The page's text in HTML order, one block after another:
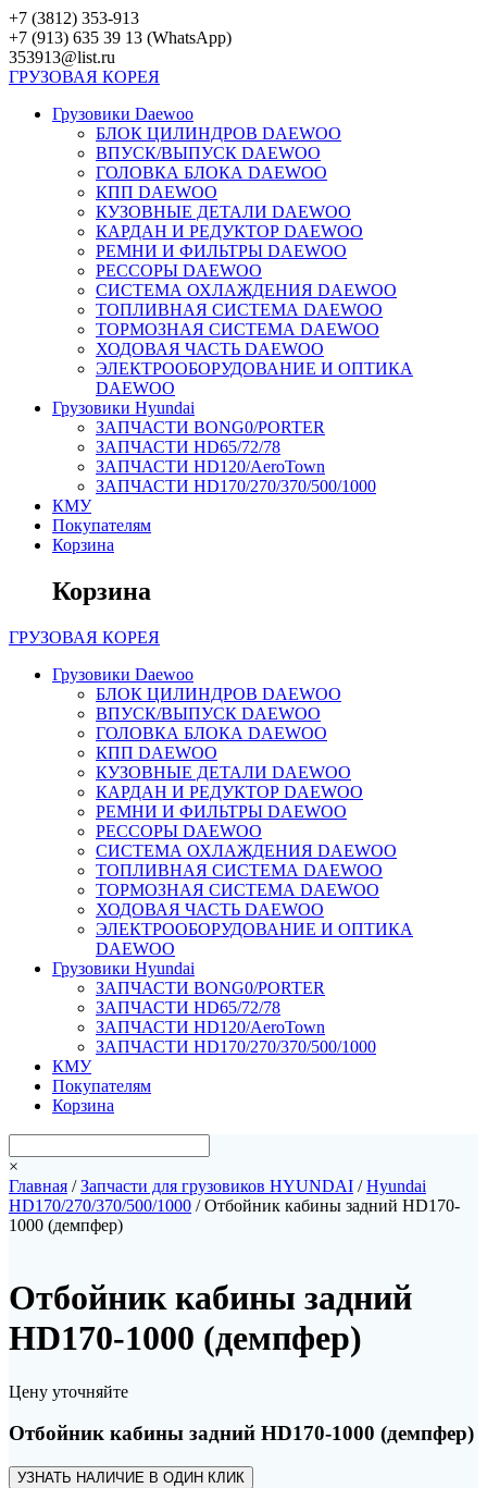
Перейти
к
контенту
+7 (3812) 353-913
+7 (913) 635 39 13 (WhatsApp)
353913@list.ru
ГРУЗОВАЯ КОРЕЯ
Грузовики Daewoo
БЛОК ЦИЛИНДРОВ DAEWOO
ВПУСК/ВЫПУСК DAEWOO
ГОЛОВКА БЛОКА DAEWOO
КПП DAEWOO
КУЗОВНЫЕ ДЕТАЛИ DAEWOO
КАРДАН И РЕДУКТОР DAEWOO
РЕМНИ И ФИЛЬТРЫ DAEWOO
РЕССОРЫ DAEWOO
СИСТЕМА ОХЛАЖДЕНИЯ DAEWOO
ТОПЛИВНАЯ СИСТЕМА DAEWOO
ТОРМОЗНАЯ СИСТЕМА DAEWOO
ХОДОВАЯ ЧАСТЬ DAEWOO
ЭЛЕКТРООБОРУДОВАНИЕ И ОПТИКА
DAEWOO
Грузовики Hyundai
ЗАПЧАСТИ BONG0/PORTER
ЗАПЧАСТИ HD65/72/78
ЗАПЧАСТИ HD120/AeroTown
ЗАПЧАСТИ HD170/270/370/500/1000
КМУ
Покупателям
Корзина
Корзина
ГРУЗОВАЯ КОРЕЯ
Грузовики Daewoo
БЛОК ЦИЛИНДРОВ DAEWOO
ВПУСК/ВЫПУСК DAEWOO
ГОЛОВКА БЛОКА DAEWOO
КПП DAEWOO
КУЗОВНЫЕ ДЕТАЛИ DAEWOO
КАРДАН И РЕДУКТОР DAEWOO
РЕМНИ И ФИЛЬТРЫ DAEWOO
РЕССОРЫ DAEWOO
СИСТЕМА ОХЛАЖДЕНИЯ DAEWOO
ТОПЛИВНАЯ СИСТЕМА DAEWOO
ТОРМОЗНАЯ СИСТЕМА DAEWOO
ХОДОВАЯ ЧАСТЬ DAEWOO
ЭЛЕКТРООБОРУДОВАНИЕ И ОПТИКА
DAEWOO
Грузовики Hyundai
ЗАПЧАСТИ BONG0/PORTER
ЗАПЧАСТИ HD65/72/78
ЗАПЧАСТИ HD120/AeroTown
ЗАПЧАСТИ HD170/270/370/500/1000
КМУ
Покупателям
Корзина
×
Главная /Запчасти для грузовиков HYUNDAI /Hyundai
HD170/270/370/500/1000 / Отбойник кабины задний HD170-
1000 (демпфер)
Отбойник кабины задний
HD170-1000 (демпфер)
Цену уточняйте
Отбойник кабины задний HD170-1000 (демпфер)
УЗНАТЬ НАЛИЧИЕ В ОДИН КЛИК